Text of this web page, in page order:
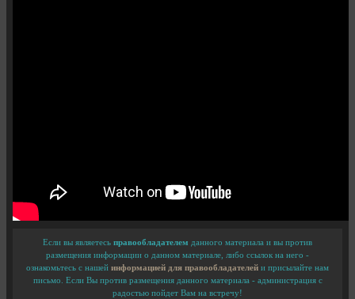
Если вы являетесь правообладателем данного материала и вы против
размещения информации о данном материале, либо ссылок на него -
ознакомьтесь с нашей информацией для правообладателей и присылайте нам
письмо. Если Вы против размещения данного материала - администрация с
радостью пойдет Вам на встречу!